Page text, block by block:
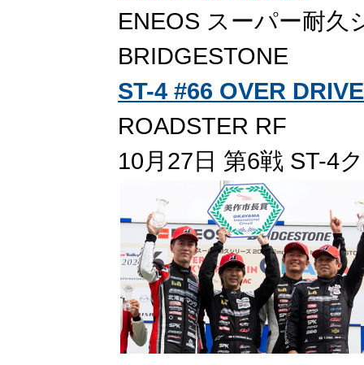
ENEOS スーパー耐久
BRIDGESTONE
ST-4 #66 OVER DRIVE
ROADSTER RF
10月27日 第6戦 ST-4